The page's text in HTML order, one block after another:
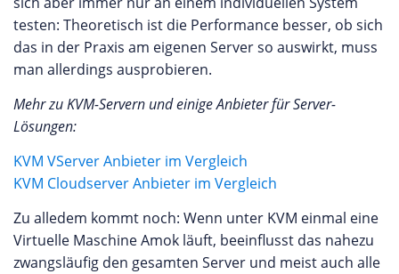
testen: Theoretisch ist die Performance besser, ob sich
das in der Praxis am eigenen Server so auswirkt, muss
man allerdings ausprobieren.
Mehr zu KVM-Servern und einige Anbieter für Server-
Lösungen:
KVM VServer Anbieter im Vergleich
KVM Cloudserver Anbieter im Vergleich
Zu alledem kommt noch: Wenn unter KVM einmal eine
Virtuelle Maschine Amok läuft, beeinflusst das nahezu
zwangsläufig den gesamten Server und meist auch alle